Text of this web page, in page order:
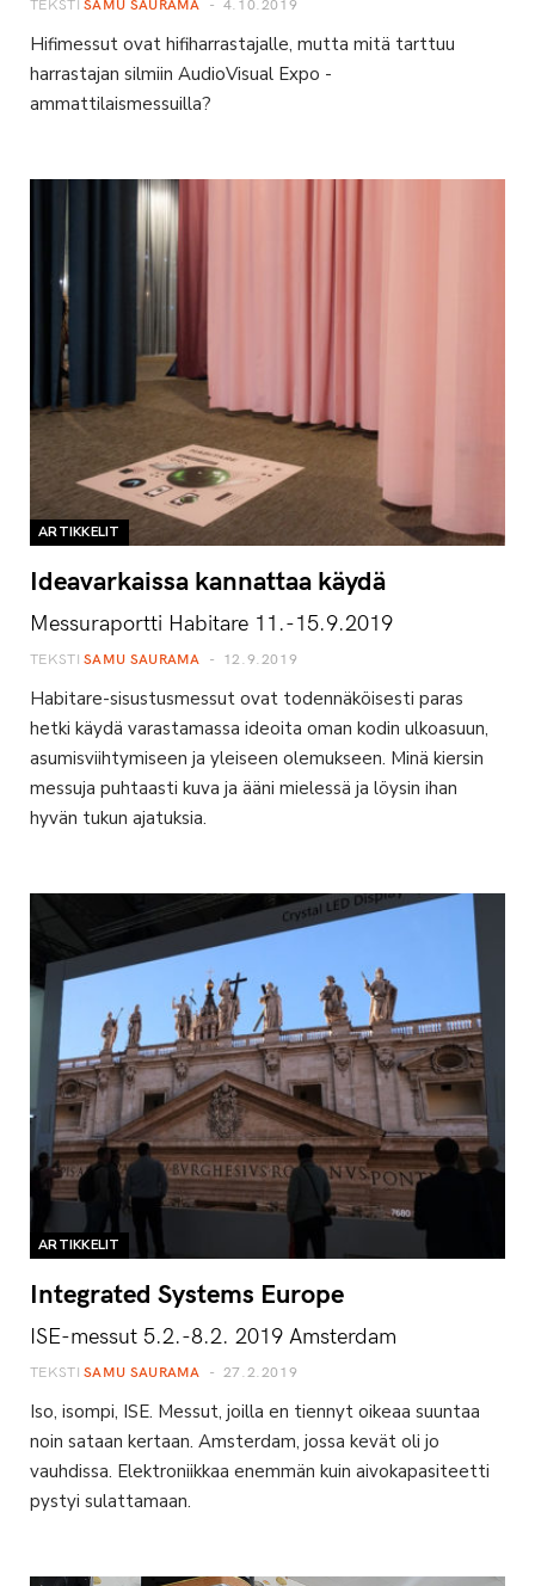
Hifimessut ovat hifiharrastajalle, mutta mitä tarttuu
harrastajan silmiin AudioVisual Expo -
ammattilaismessuilla?
ARTIKKELIT
Ideavarkaissa kannattaa käydä
Messuraportti Habitare 11.-15.9.2019
TEKSTI SAMU SAURAMA 12.9.2019
Habitare-sisustusmessut ovat todennäköisesti paras
hetki käydä varastamassa ideoita oman kodin ulkoasuun,
asumisviihtymiseen ja yleiseen olemukseen. Minä kiersin
messuja puhtaasti kuva ja ääni mielessä ja löysin ihan
hyvän tukun ajatuksia.
ARTIKKELIT
Integrated Systems Europe
ISE-messut 5.2.-8.2. 2019 Amsterdam
TEKSTI SAMU SAURAMA 27.2.2019
Iso, isompi, ISE. Messut, joilla en tiennyt oikeaa suuntaa
noin sataan kertaan. Amsterdam, jossa kevät oli jo
vauhdissa. Elektroniikkaa enemmän kuin aivokapasiteetti
pystyi sulattamaan.